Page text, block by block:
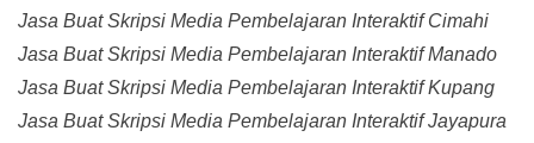
Jasa Buat Skripsi Media Pembelajaran Interaktif Cimahi
Jasa Buat Skripsi Media Pembelajaran Interaktif Manado
Jasa Buat Skripsi Media Pembelajaran Interaktif Kupang
Jasa Buat Skripsi Media Pembelajaran Interaktif Jayapura